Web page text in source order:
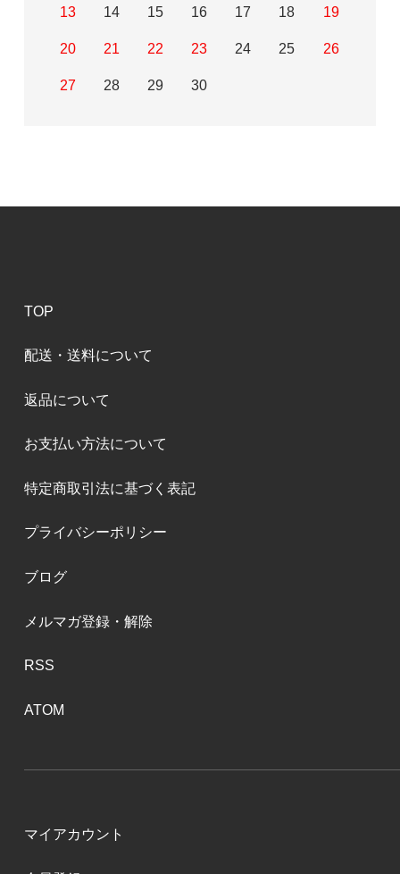
13 14 15 16 17 18 19
20 21 22 23 24 25 26
27 28 29 30
TOP
配送・送料について
返品について
お支払い方法について
特定商取引法に基づく表記
プライバシーポリシー
ブログ
メルマガ登録・解除
RSS
ATOM
マイアカウント